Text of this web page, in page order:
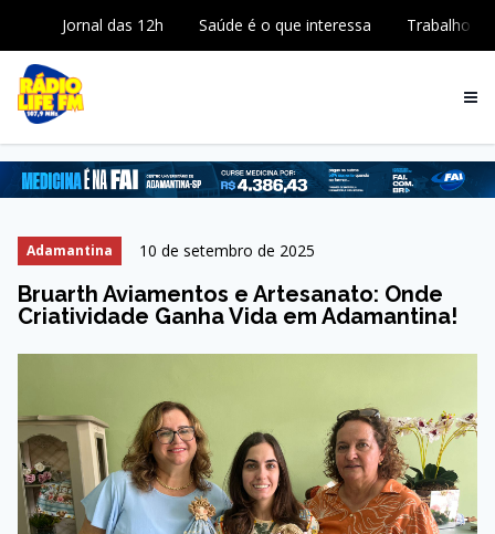
Jornal das 12h Saúde é o que interessa Trabalho
Adamantina 10 de setembro de 2025
Bruarth Aviamentos e Artesanato: Onde
Criatividade Ganha Vida em Adamantina!